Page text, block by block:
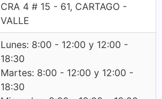
CRA 4 # 15 - 61, CARTAGO -
VALLE
Lunes: 8:00 - 12:00 y 12:00 -
18:30
Martes: 8:00 - 12:00 y 12:00 -
18:30